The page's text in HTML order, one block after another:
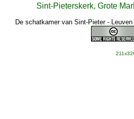
Sint-Pieterskerk, Grote
De schatkamer van Sint-Pieter -